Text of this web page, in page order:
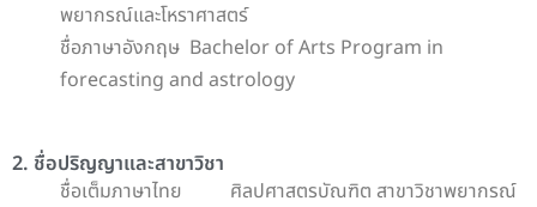
พยากรณ์และโหราศาสตร์
ชื่อภาษาอังกฤษ Bachelor of Arts Program in
forecasting and astrology
2. ชื่อปริญญาและสาขาวิชา
ชื่อเต็มภาษาไทย ศิลปศาสตรบัณฑิต สาขาวิชาพยากรณ์